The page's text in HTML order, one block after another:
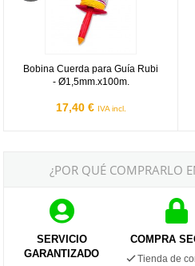
Bobina Cuerda para Guía Rubi
- Ø1,5mm.x100m.
17,40 € IVA incl.
¿POR QUÉ COMPRARLO
SERVICIO
GARANTIZADO
COMPRA
Tienda de